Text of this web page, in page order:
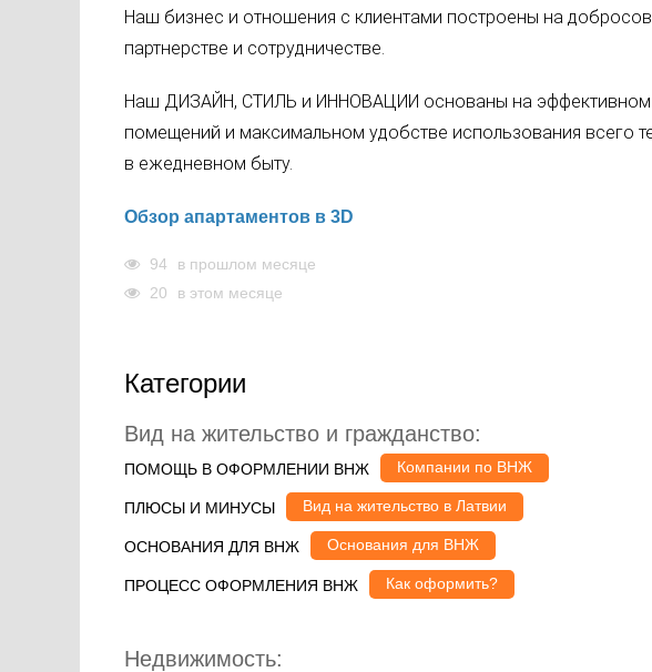
Наш бизнес и отношения с клиентами построены на
партнерстве и сотрудничестве.
Наш ДИЗАЙН, СТИЛЬ и ИННОВАЦИИ основаны на эффективном
помещений и максимальном удобстве использования всего
в ежедневном быту.
Обзор апартаментов в 3D
94
в прошлом месяце
20
в этом месяце
Категории
Вид на жительство и гражданство:
ПОМОЩЬ В ОФОРМЛЕНИИ ВНЖ Компании по ВНЖ
ПЛЮСЫ И МИНУСЫ Вид на жительство в Латвии
ОСНОВАНИЯ ДЛЯ ВНЖ Основания для ВНЖ
ПРОЦЕСС ОФОРМЛЕНИЯ ВНЖ Как оформить?
Недвижимость: